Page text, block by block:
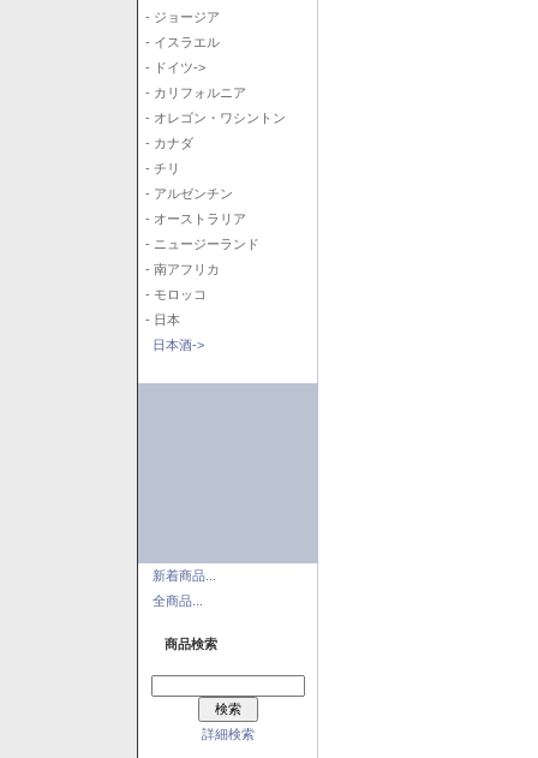
- ジョージア
- イスラエル
- ドイツ->
- カリフォルニア
- オレゴン・ワシントン
- カナダ
- チリ
- アルゼンチン
- オーストラリア
- ニュージーランド
- 南アフリカ
- モロッコ
- 日本
日本酒->
新着商品...
全商品...
商品検索
詳細検索